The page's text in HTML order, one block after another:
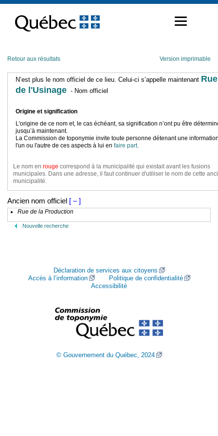
contenu
Retour aux résultats Version imprimable
N’est plus le nom officiel de ce lieu. Celui-ci s’appelle maintenant Rue
de l'Usinage - Nom officiel
Origine et signification
L'origine de ce nom et, le cas échéant, sa signification n’ont pu être
jusqu’à maintenant.
La Commission de toponymie invite toute personne détenant une
l'un ou l'autre de ces aspects à lui en faire part.
Le nom en rouge correspond à la municipalité qui existait avant les fusions
municipales. Dans une adresse, il faut continuer d'utiliser le nom de cette
municipalité.
Ancien nom officiel [ – ]
Rue de la Production
Nouvelle recherche
Déclaration de services aux citoyens
Accès à l’information
Politique de confidentialité
Accessibilité
© Gouvernement du Québec, 2024